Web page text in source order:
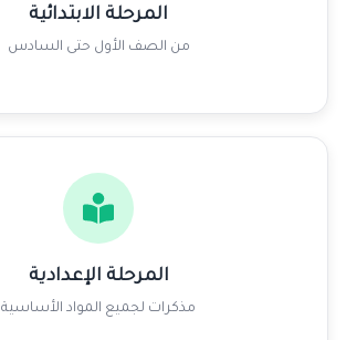
المرحلة الابتدائية
من الصف الأول حتى السادس
المرحلة الإعدادية
مذكرات لجميع المواد الأساسية